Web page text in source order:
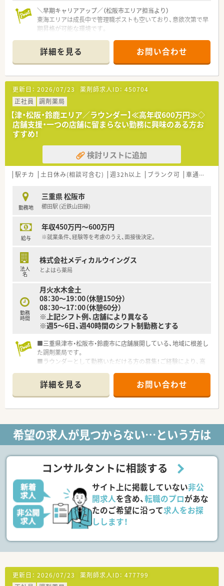
＼早期キャリアアップ／（松阪市エリア担当より）
東海エリアは成長中で管理職ポストも空いており、意欲次第で早
期昇格が可能な環境です。
【店舗情報と応需状況について】
■松阪駅から車で7分の好立地に位置しており、通勤の利便性が
高くマイカーでの通勤にも適した環境が整っています。
■面処方を応需しており、1日の処方箋枚数は10から15枚程度と
落ち着いた環境で患者様とじっくり向き合えます。
■薬剤師は常勤1名とパート1名の常時1から2名体制に加えて医
療事務も配置され、協力し合って業務に取り組んでいます。
【職場環境と雰囲気】
■1日の処方箋枚数が10枚から15枚程度と少ないため、患者様一
人ひとりに対して時間をかけた丁寧な服薬指導が可能です。
■店舗内には医療事務が常駐しており、1人薬剤師の時間帯でも
ミスを防ぐためのダブルチェック体制が機能しています。
■畳の休憩室が完備されているなど従業員への配慮が行き届い
ており、業務の合間にしっかりとリラックスできる環境です。
【こんな取り組みをしています】
■分離申請を活用して調剤と店舗を別々に運営しつつも、未病の
取り組みなどOTC領域を深く学べる環境を提供しています。
ことで、業務の効率化と安全性の向上を図っています。
■入社後には配属エリア内での3ヶ月程度のドラッグ研修が設け
詳細を見る お問い合わせ
更新日： 2026/07/23 薬剤師求人ID： 450704
正社員
調剤薬局
【津・松阪・鈴鹿エリア／ラウンダー】≪高年収600万円≫◇
店舗支援・一つの店舗に留まらない勤務に興味のある方お
すすめ！
検討リストに追加
駅チカ 土日休み(相談可含む) 週32h以上 ブランク可 車通勤可
勤務地
三重県 松阪市
櫛田駅 (近鉄山田線)
給与
年収450万円～600万円
※就業条件、経験等を考慮のうえ、面接後決定。
法人
名
株式会社メディカルウイングス
とよはら薬局
勤務
時間
月火水木金土
08：30～19：00（休憩150分）
08：30～17：00（休憩60分）
※上記シフト例、店舗により異なる
※週5～6日、週40時間のシフト制勤務とする
■三重県津市・松阪市・鈴鹿市に店舗展開している、地域に根差し
た調剤薬局です。
■ラウンダーとして勤務いただける方の募集！ご経験により、高
■代表は顔も広く、若手社員の方の独立にも理解があり、支援が
可能です！
■残業発生の際には、1分単位で手当を支給いたします♪
■定着率も高く、長くお勤めされたい方にもご安心いただけま
■様々な処方箋に触れ、スキルアップができる環境です。
詳細を見る お問い合わせ
希望の求人が見つからない…という方は
コンサルタントに相談する
サイト上に掲載していない非公
開求人を含め、転職のプロがあな
たのご希望に沿って求人をお探
しします！
更新日： 2026/07/23 薬剤師求人ID： 477799